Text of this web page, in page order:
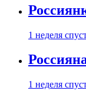
1 неделя
1 неделя